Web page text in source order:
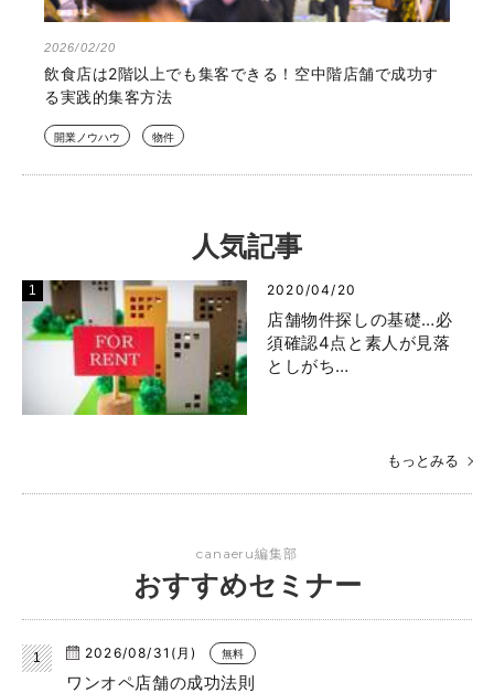
2026/02/20
飲食店は2階以上でも集客できる！空中階店舗で成功す
る実践的集客方法
開業ノウハウ 物件
人気記事
2020/04/20
店舗物件探しの基礎…必
須確認4点と素人が見落
としがち…
もっとみる
canaeru編集部
おすすめセミナー
2026/08/31(月) 無料
ワンオペ店舗の成功法則